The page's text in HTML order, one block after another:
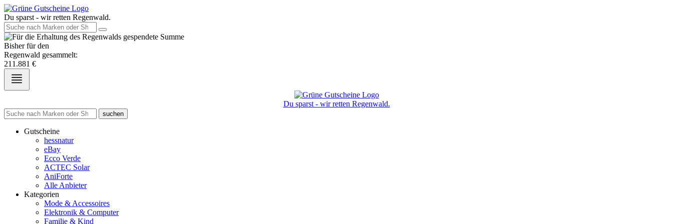
Du sparst - wir retten Regenwald.
Bisher für den
Regenwald gesammelt:
211.881 €
Du sparst - wir retten Regenwald.
suchen
Gutscheine
hessnatur
eBay
Ecco Verde
ACTEC Solar
AniForte
Alle Anbieter
Kategorien
Mode & Accessoires
Elektronik & Computer
Familie & Kind